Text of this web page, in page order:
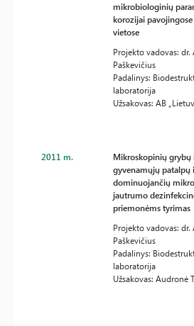
mikrobiologinių
korozijai
vietose
Projekto vadovas: dr.
Paškevičius
Padalinys:
laboratorija
Užsakovas: AB
2011 m.
Mikroskopinių grybų
gyvenamųjų patalpų
dominuojančių
jautrumo
priemonėms tyrimas
Projekto vadovas: dr.
Paškevičius
Padalinys:
laboratorija
Užsakovas: Audronė